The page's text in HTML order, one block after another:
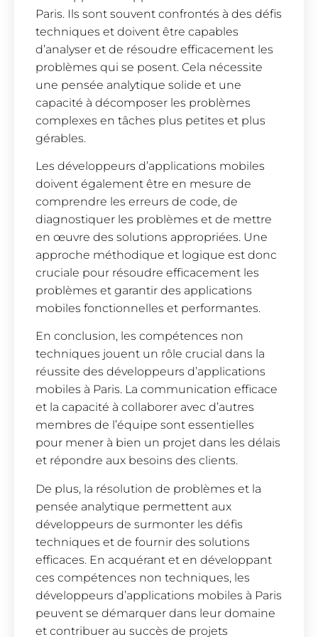
Paris. Ils sont souvent confrontés à des défis
techniques et doivent être capables
d’analyser et de résoudre efficacement les
problèmes qui se posent. Cela nécessite
une pensée analytique solide et une
capacité à décomposer les problèmes
complexes en tâches plus petites et plus
gérables.
Les développeurs d’applications mobiles
doivent également être en mesure de
comprendre les erreurs de code, de
diagnostiquer les problèmes et de mettre
en œuvre des solutions appropriées. Une
approche méthodique et logique est donc
cruciale pour résoudre efficacement les
problèmes et garantir des applications
mobiles fonctionnelles et performantes.
En conclusion, les compétences non
techniques jouent un rôle crucial dans la
réussite des développeurs d’applications
mobiles à Paris. La communication efficace
et la capacité à collaborer avec d’autres
membres de l’équipe sont essentielles
pour mener à bien un projet dans les délais
et répondre aux besoins des clients.
De plus, la résolution de problèmes et la
pensée analytique permettent aux
développeurs de surmonter les défis
techniques et de fournir des solutions
efficaces. En acquérant et en développant
ces compétences non techniques, les
développeurs d’applications mobiles à Paris
peuvent se démarquer dans leur domaine
et contribuer au succès de projets